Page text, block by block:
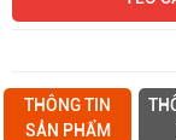
THÔNG TIN
SẢN PHẨM